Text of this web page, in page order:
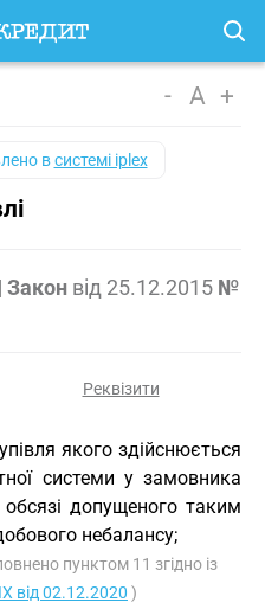
- A +
всистемі iplex
| Закон від 25.12.2015 №
Реквізити
якого здійснюється
системи у замовника
допущеного таким
небалансу;
пунктом 11 згідно із
від 02.12.2020 )